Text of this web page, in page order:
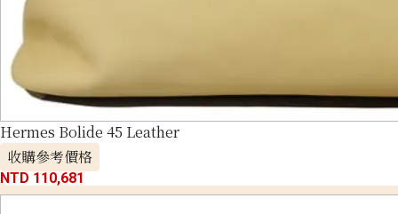
Hermes Bolide 45 Leather
收購參考價格
NTD 110,681